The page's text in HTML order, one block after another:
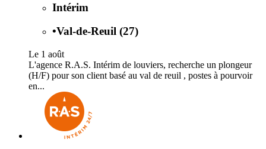
Intérim
•Val-de-Reuil (27)
Le 1 août
L'agence R.A.S. Intérim de louviers, recherche un plongeur
(H/F) pour son client basé au val de reuil , postes à pourvoir
en...